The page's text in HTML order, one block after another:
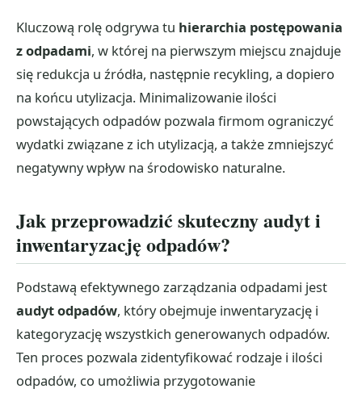
Kluczową rolę odgrywa tu hierarchia postępowania
z odpadami, w której na pierwszym miejscu znajduje
się redukcja u źródła, następnie recykling, a dopiero
na końcu utylizacja. Minimalizowanie ilości
powstających odpadów pozwala firmom ograniczyć
wydatki związane z ich utylizacją, a także zmniejszyć
negatywny wpływ na środowisko naturalne.
Jak przeprowadzić skuteczny audyt i
inwentaryzację odpadów?
Podstawą efektywnego zarządzania odpadami jest
audyt odpadów, który obejmuje inwentaryzację i
kategoryzację wszystkich generowanych odpadów.
Ten proces pozwala zidentyfikować rodzaje i ilości
odpadów, co umożliwia przygotowanie